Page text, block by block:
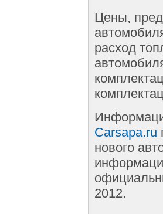
Цены,
расход
Carsapa.ru
нового
2012.